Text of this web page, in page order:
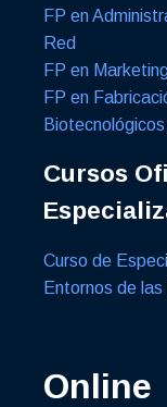
FP en
Red
FP en
FP en
Cursos
Curso de
Entornos de
Online